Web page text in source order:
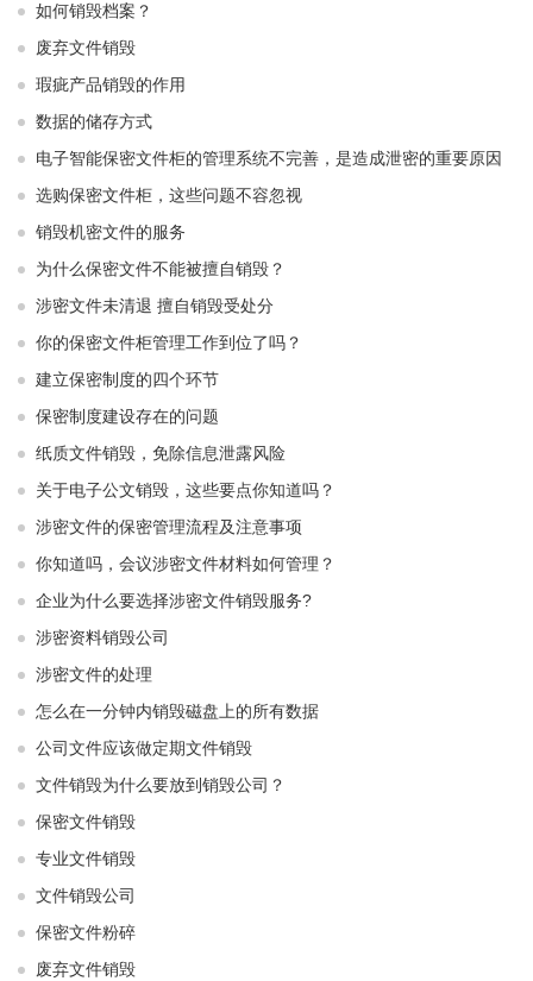
如何销毁档案？
废弃文件销毁
瑕疵产品销毁的作用
数据的储存方式
电子智能保密文件柜的管理系统不完善，是造成泄密的重要原因
选购保密文件柜，这些问题不容忽视
销毁机密文件的服务
为什么保密文件不能被擅自销毁？
涉密文件未清退 擅自销毁受处分
你的保密文件柜管理工作到位了吗？
建立保密制度的四个环节
保密制度建设存在的问题
纸质文件销毁，免除信息泄露风险
关于电子公文销毁，这些要点你知道吗？
涉密文件的保密管理流程及注意事项
你知道吗，会议涉密文件材料如何管理？
企业为什么要选择涉密文件销毁服务?
涉密资料销毁公司
涉密文件的处理
怎么在一分钟内销毁磁盘上的所有数据
公司文件应该做定期文件销毁
文件销毁为什么要放到销毁公司？
保密文件销毁
专业文件销毁
文件销毁公司
保密文件粉碎
废弃文件销毁